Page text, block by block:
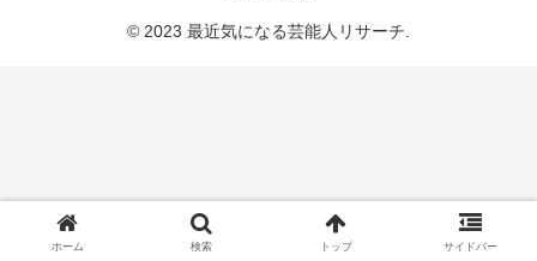
© 2023 最近気になる芸能人リサーチ.
ホーム 検索 トップ サイドバー